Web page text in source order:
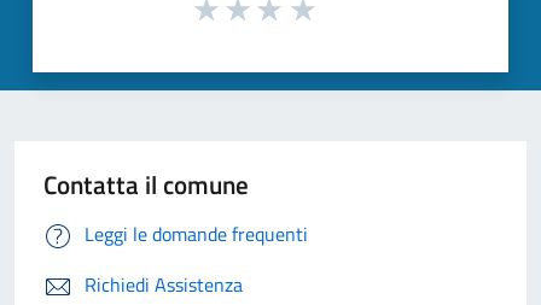
Contatta il comune
Leggi le domande frequenti
Richiedi Assistenza